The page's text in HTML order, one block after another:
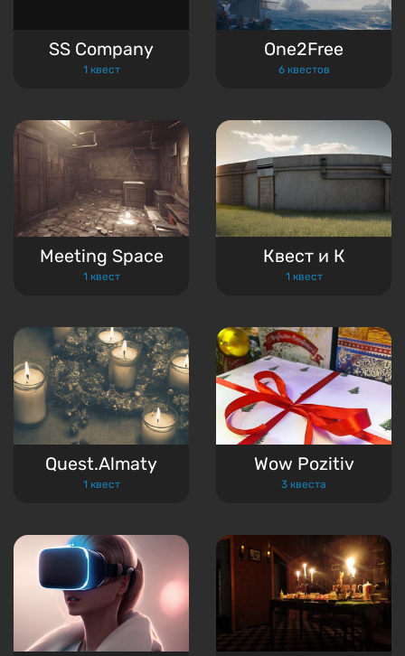
SS Company
1 квест
One2Free
6 квестов
Meeting Space
1 квест
Квест и К
1 квест
Quest.Almaty
1 квест
Wow Pozitiv
3 квеста